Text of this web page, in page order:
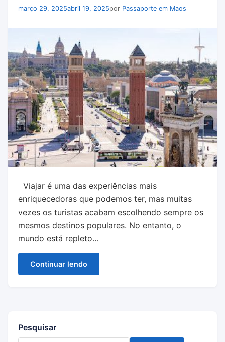
março 29, 2025abril 19, 2025por Passaporte em Maos
Viajar é uma das experiências mais
enriquecedoras que podemos ter, mas muitas
vezes os turistas acabam escolhendo sempre os
mesmos destinos populares. No entanto, o
mundo está repleto…
Continuar lendo
Pesquisar